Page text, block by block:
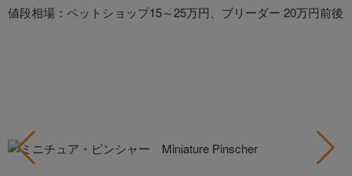
値段相場：ペットショップ15～25万円、ブリーダー 20万円前後